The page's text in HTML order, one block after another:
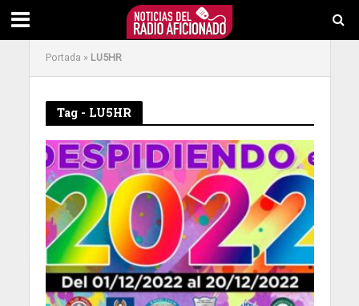
Portada » LU5HR
Tag - LU5HR